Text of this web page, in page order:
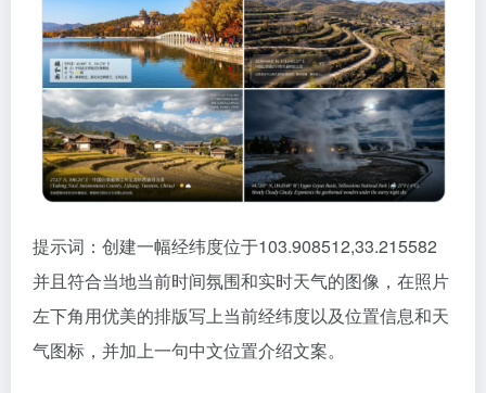
提示词：创建一幅经纬度位于103.908512,33.215582
并且符合当地当前时间氛围和实时天气的图像，在照片
左下角用优美的排版写上当前经纬度以及位置信息和天
气图标，并加上一句中文位置介绍文案。